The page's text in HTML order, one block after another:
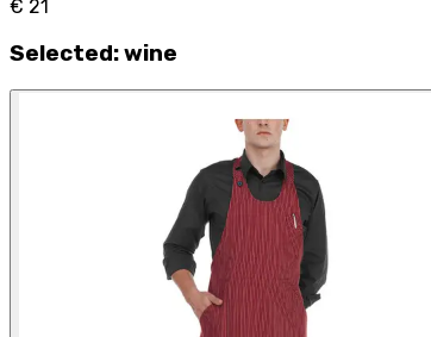
€ 21
Selected:wine